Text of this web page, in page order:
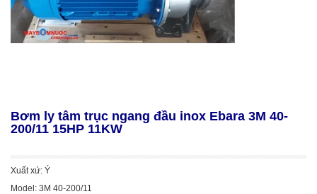
Bơm ly tâm trục ngang đầu inox Ebara 3M 40-
200/11 15HP 11KW
Xuất xứ: Ý
Model: 3M 40-200/11